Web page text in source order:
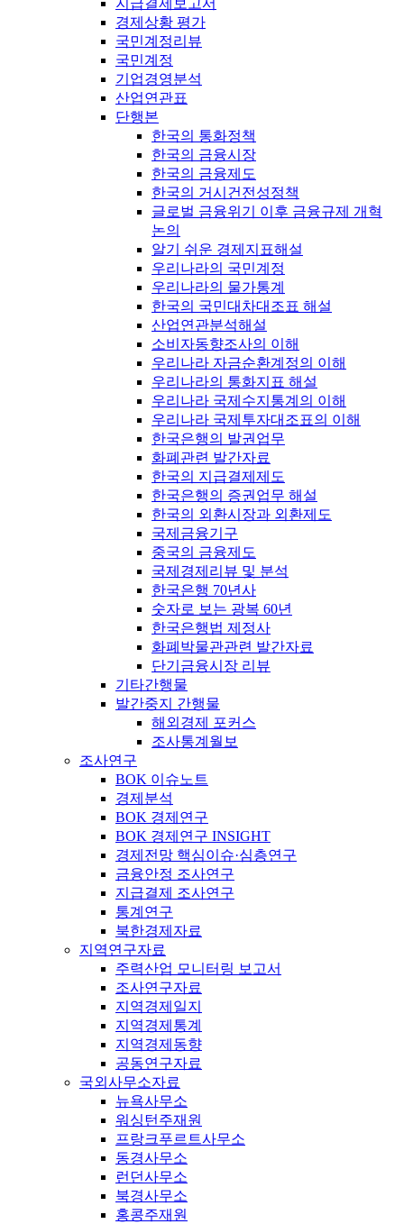
지급결제보고서
경제상황 평가
국민계정리뷰
국민계정
기업경영분석
산업연관표
단행본
한국의 통화정책
한국의 금융시장
한국의 금융제도
한국의 거시건전성정책
글로벌 금융위기 이후 금융규제 개혁
논의
알기 쉬운 경제지표해설
우리나라의 국민계정
우리나라의 물가통계
한국의 국민대차대조표 해설
산업연관분석해설
소비자동향조사의 이해
우리나라 자금순환계정의 이해
우리나라의 통화지표 해설
우리나라 국제수지통계의 이해
우리나라 국제투자대조표의 이해
한국은행의 발권업무
화폐관련 발간자료
한국의 지급결제제도
한국은행의 증권업무 해설
한국의 외환시장과 외환제도
국제금융기구
중국의 금융제도
국제경제리뷰 및 분석
한국은행 70년사
숫자로 보는 광복 60년
한국은행법 제정사
화폐박물관관련 발간자료
단기금융시장 리뷰
기타간행물
발간중지 간행물
해외경제 포커스
조사통계월보
조사연구
BOK 이슈노트
경제분석
BOK 경제연구
BOK 경제연구 INSIGHT
경제전망 핵심이슈·심층연구
금융안정 조사연구
지급결제 조사연구
통계연구
북한경제자료
지역연구자료
주력산업 모니터링 보고서
조사연구자료
지역경제일지
지역경제통계
지역경제동향
공동연구자료
국외사무소자료
뉴욕사무소
워싱턴주재원
프랑크푸르트사무소
동경사무소
런던사무소
북경사무소
홍콩주재원